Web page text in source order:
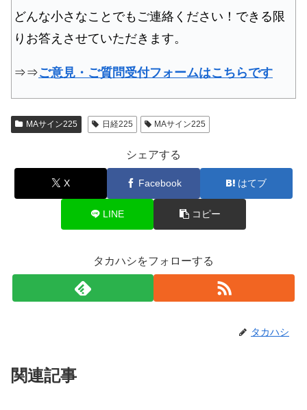
どんな小さなことでもご連絡ください！できる限
りお答えさせていただきます。
⇒⇒ご意見・ご質問受付フォームはこちらです
MAサイン225 日経225 MAサイン225
シェアする
X Facebook はてブ
LINE コピー
タカハシをフォローする
タカハシ
関連記事